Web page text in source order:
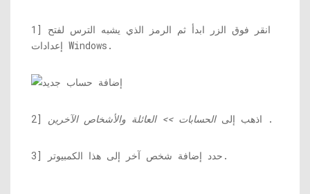
1] انقر فوق الزر ابدأ ثم الرمز الذي يشبه الترس لفتح
إعدادات Windows.
2] اذهب إلىالحسابات >> العائلة والأشخاص الآخرين .
3] حدد إضافة شخص آخر إلى هذا الكمبيوتر.